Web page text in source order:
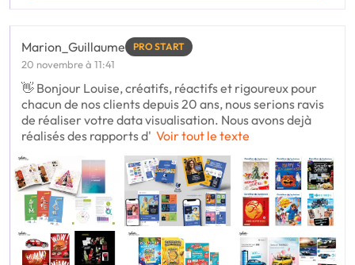
Marion_Guillaume PRO START
20 novembre à 11:41
👋 Bonjour Louise, créatifs, réactifs et rigoureux pour
chacun de nos clients depuis 20 ans, nous serions ravis
de réaliser votre data visualisation. Nous avons dejà
réalisés des rapports d' Voir tout le texte